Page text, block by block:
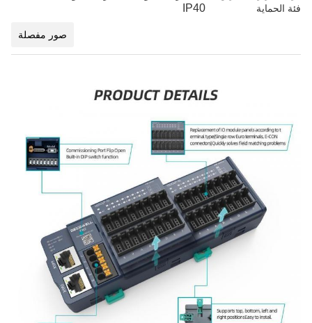
فئة الحماية IP40
صور مفصلة